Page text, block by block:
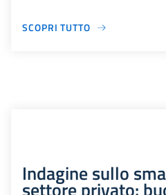
SCOPRI TUTTO
Indagine sullo